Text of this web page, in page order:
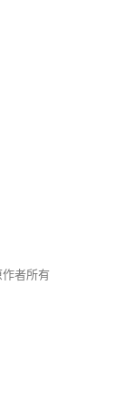
者所有